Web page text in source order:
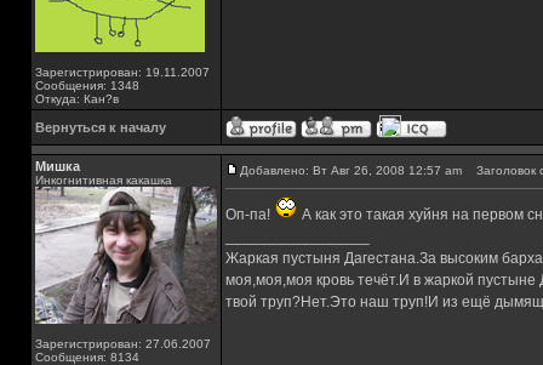
Зарегистрирован: 19.11.2007
Сообщения: 1348
Откуда: Кан?в
Вернуться к началу
Мишка
Инкогнитивная какашка
Зарегистрирован: 27.06.2007
Сообщения: 8134
Добавлено: Вт Авг 26, 2008 12:57 am Заголовок
Оп-па!
А как это такая хуйня на первом
Жаркая пустыня Дагестана.За высоким
моя,моя,моя кровь течёт.И в жаркой
твой труп?Нет.Это наш труп!И из ещё